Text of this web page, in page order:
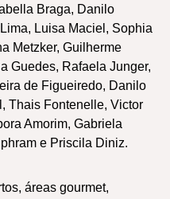
Braga, Danilo
Luisa Maciel, Sophia
Metzker, Guilherme
Guedes, Rafaela Junger,
de Figueiredo, Danilo
Thais Fontenelle, Victor
Amorim, Gabriela
e Priscila Diniz.
áreas gourmet,